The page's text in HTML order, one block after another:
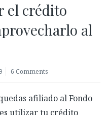
el crédito
al
6 Comments
afiliado al Fondo
utilizar tu crédito